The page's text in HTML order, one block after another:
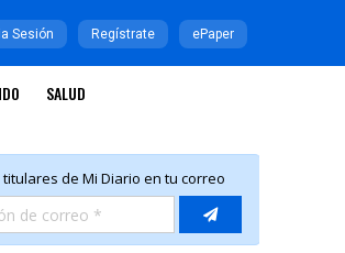
Sesión Regístrate ePaper
SALUD